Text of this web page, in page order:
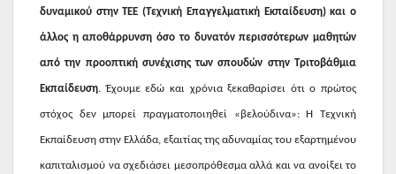
δυναμικού στην ΤΕΕ (Τεχνική Επαγγελματική Εκπαίδευση) και ο
άλλος η αποθάρρυνση όσο το δυνατόν περισσότερων μαθητών
από την προοπτική συνέχισης των σπουδών στην Τριτοβάθμια
Εκπαίδευση. Έχουμε εδώ και χρόνια ξεκαθαρίσει ότι ο πρώτος
στόχος δεν μπορεί πραγματοποιηθεί «βελούδινα»: Η Τεχνική
Εκπαίδευση στην Ελλάδα, εξαιτίας της αδυναμίας του εξαρτημένου
καπιταλισμού να σχεδιάσει μεσοπρόθεσμα αλλά και να ανοίξει το